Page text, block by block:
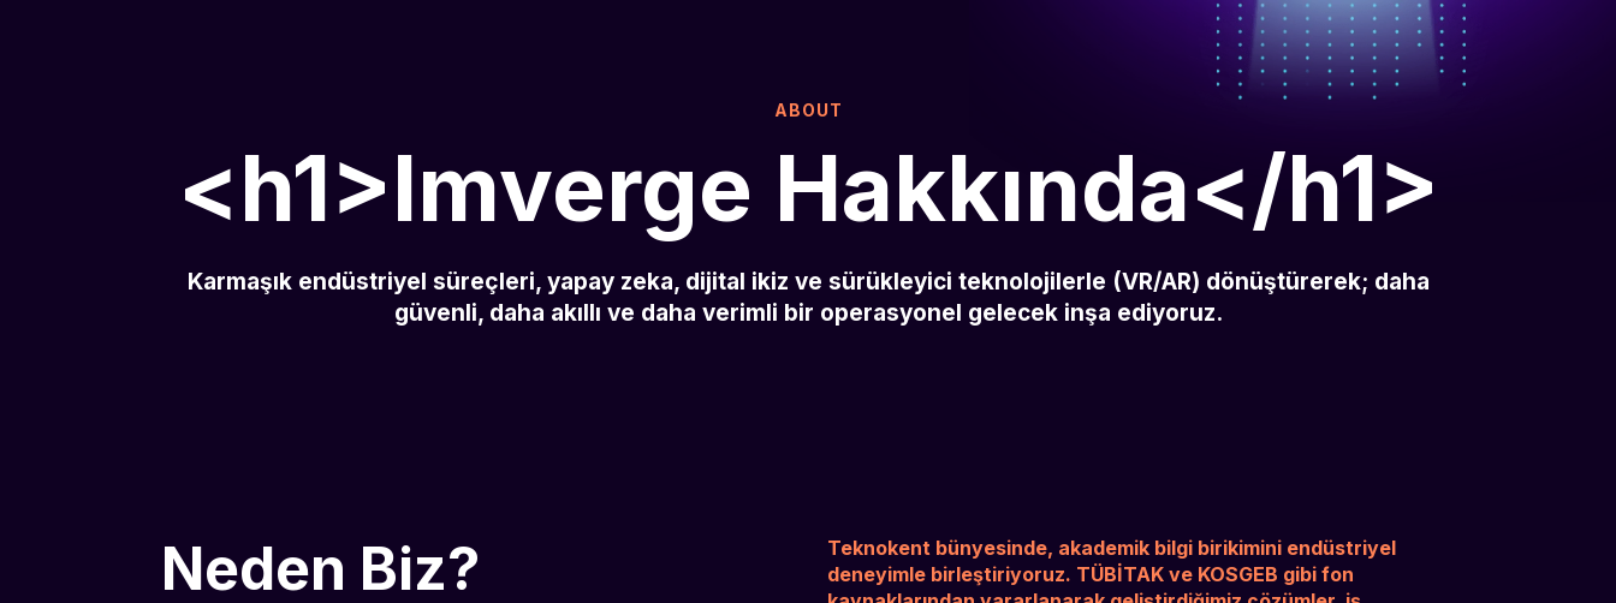
ABOUT
<h1>Imverge Hakkında</h1>
Karmaşık endüstriyel süreçleri, yapay zeka, dijital ikiz ve sürükleyici teknolojilerle (VR/AR) dönüştürerek; daha
güvenli, daha akıllı ve daha verimli bir operasyonel gelecek inşa ediyoruz.
Neden Biz?
Teknokent bünyesinde, akademik bilgi birikimini endüstriyel
deneyimle birleştiriyoruz. TÜBİTAK ve KOSGEB gibi fon